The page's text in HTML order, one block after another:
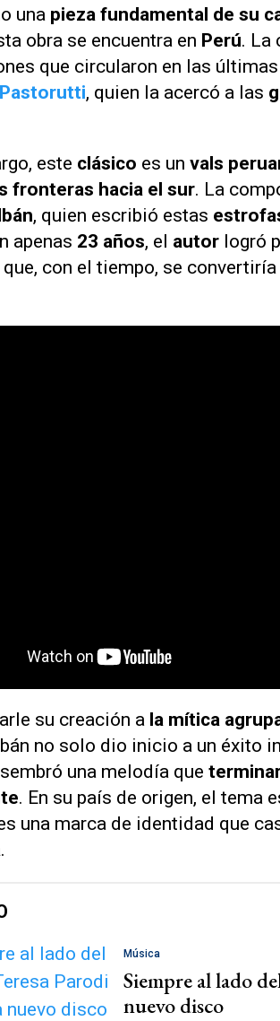
una pieza fundamental de su
obra se encuentra en Perú. La
que circularon en las
, quien la acercó a las
este clásico es un vals
fronteras hacia el sur. La
, quien escribió estas
apenas 23 años, el autor logró
que, con el tiempo, se convertiría
su creación a la mítica
no solo dio inicio a un éxito
una melodía que
. En su país de origen, el tema
una marca de identidad que
.
Música
Siempre al lado
nuevo disco